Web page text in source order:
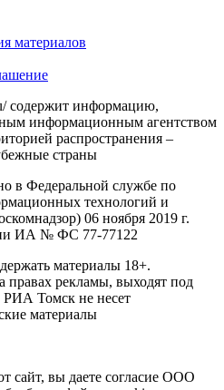
материалов
содержит информацию,
информационным агентством
распространения –
страны
в Федеральной службе по
технологий и
06 ноября 2019 г.
ИА № ФС 77-77122
материалы 18+.
рекламы, выходят под
Томск не несет
материалы
сайт, вы даете согласие ООО